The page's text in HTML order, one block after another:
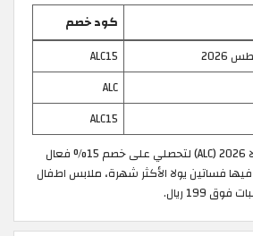
كود خصم
ALC15
ALC
ALC15
استخدمي كود خصم يولا 2026 (ALC) لتحصلي على خصم 15% فعال
فساتين يولا الأكثر شهرة، ملابس اطفال
199 ريال.